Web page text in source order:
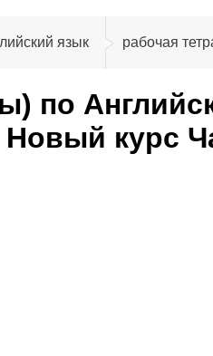
язык рабочая
по
курс